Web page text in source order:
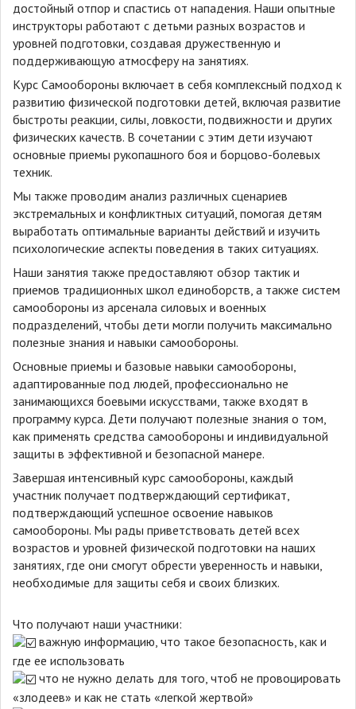
достойный отпор и спастись от нападения. Наши опытные
инструкторы работают с детьми разных возрастов и
уровней подготовки, создавая дружественную и
поддерживающую атмосферу на занятиях.
Курс Самообороны включает в себя комплексный подход к
развитию физической подготовки детей, включая развитие
быстроты реакции, силы, ловкости, подвижности и других
физических качеств. В сочетании с этим дети изучают
основные приемы рукопашного боя и борцово-болевых
техник.
Мы также проводим анализ различных сценариев
экстремальных и конфликтных ситуаций, помогая детям
выработать оптимальные варианты действий и изучить
психологические аспекты поведения в таких ситуациях.
Наши занятия также предоставляют обзор тактик и
приемов традиционных школ единоборств, а также систем
самообороны из арсенала силовых и военных
подразделений, чтобы дети могли получить максимально
полезные знания и навыки самообороны.
Основные приемы и базовые навыки самообороны,
адаптированные под людей, профессионально не
занимающихся боевыми искусствами, также входят в
программу курса. Дети получают полезные знания о том,
как применять средства самообороны и индивидуальной
защиты в эффективной и безопасной манере.
Завершая интенсивный курс самообороны, каждый
участник получает подтверждающий сертификат,
подтверждающий успешное освоение навыков
самообороны. Мы рады приветствовать детей всех
возрастов и уровней физической подготовки на наших
занятиях, где они смогут обрести уверенность и навыки,
необходимые для защиты себя и своих близких.
Что получают наши участники:
важную информацию, что такое безопасность, как и
где ее использовать
что не нужно делать для того, чтоб не провоцировать
«злодеев» и как не стать «легкой жертвой»